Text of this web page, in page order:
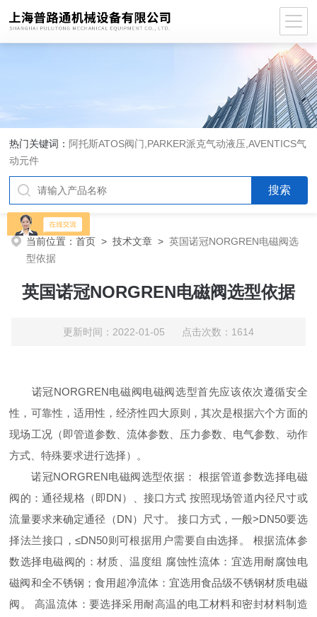
热门关键词： 阿托斯ATOS阀门,PARKER派克气动液压,AVENTICS气
动元件
当前位置：首页 >技术文章 >英国诺冠NORGREN电磁阀选
型依据
英国诺冠NORGREN电磁阀选型依据
更新时间：2022-01-05 点击次数：1614
诺冠NORGREN电磁阀电磁阀选型首先应该依次遵循安全
性，可靠性，适用性，经济性四大原则，其次是根据六个方面的
现场工况（即管道参数、流体参数、压力参数、电气参数、动作
方式、特殊要求进行选择）。
诺冠NORGREN电磁阀选型依据： 根据管道参数选择电磁
阀的：通径规格（即DN）、接口方式 按照现场管道内径尺寸或
流量要求来确定通径（DN）尺寸。 接口方式，一般>DN50要选
择法兰接口，≤DN50则可根据用户需要自由选择。 根据流体参
数选择电磁阀的：材质、温度组 腐蚀性流体：宜选用耐腐蚀电
磁阀和全不锈钢；食用超净流体：宜选用食品级不锈钢材质电磁
阀。 高温流体：要选择采用耐高温的电工材料和密封材料制造